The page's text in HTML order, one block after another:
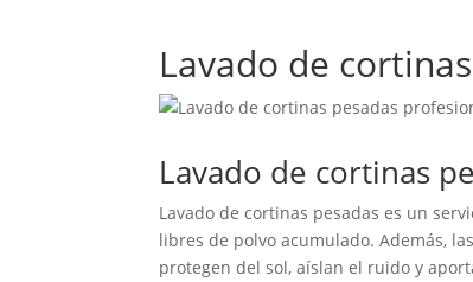
Lavado de
Lavado de cortinas
Lavado de cortinas pesadas es un
libres de polvo acumulado. Además,
protegen del sol, aíslan el ruido y